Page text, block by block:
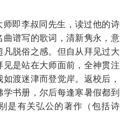
师即李叔同先生，读过他的诗
谱写的歌词，清新隽永，意
脱俗之感。但自从拜见过大
见是站在大师面前，全神贯注
渡迷津而登觉岸。返校后，
书册，尔后每逢寒暑假都到
是有关弘公的著作（包括诗